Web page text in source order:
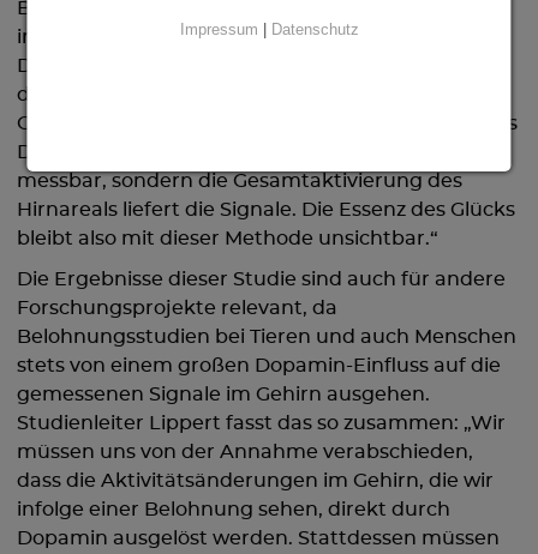
Belohnungswertes der Stimulation sehr klein. Nur
in der Vergleichsgruppe, wo nicht nur die
Dopamin-Zellen stimuliert wurden, waren sie
deutlich sichtbar. Das bedeutet: Die den
Glücksgefühlen zugrundeliegende Freisetzung des
Dopamins ist nicht direkt im Kernspintomografen
messbar, sondern die Gesamtaktivierung des
Hirnareals liefert die Signale. Die Essenz des Glücks
bleibt also mit dieser Methode unsichtbar.“
Die Ergebnisse dieser Studie sind auch für andere
Forschungsprojekte relevant, da
Belohnungsstudien bei Tieren und auch Menschen
stets von einem großen Dopamin-Einfluss auf die
gemessenen Signale im Gehirn ausgehen.
Studienleiter Lippert fasst das so zusammen: „Wir
müssen uns von der Annahme verabschieden,
dass die Aktivitätsänderungen im Gehirn, die wir
infolge einer Belohnung sehen, direkt durch
Dopamin ausgelöst werden. Stattdessen müssen
Impressum | Datenschutz